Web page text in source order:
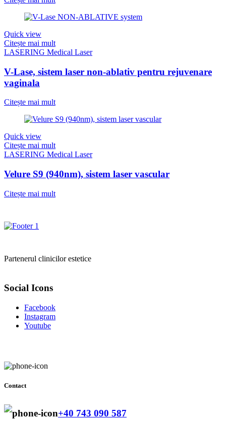
Quick view
Citește mai mult
LASERING Medical Laser
V-Lase, sistem laser non-ablativ pentru rejuvenare
vaginala
Citește mai mult
Quick view
Citește mai mult
LASERING Medical Laser
Velure S9 (940nm), sistem laser vascular
Citește mai mult
Partenerul clinicilor estetice
Social Icons
Facebook
Instagram
Youtube
Contact
+40 743 090 587